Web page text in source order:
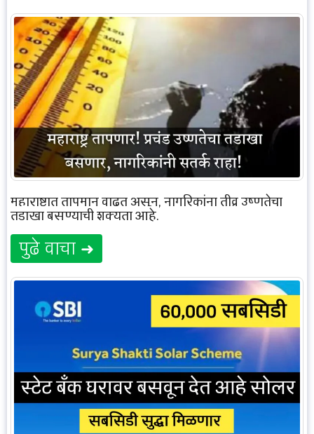
महाराष्ट्रात तापमान वाढत असून, नागरिकांना तीव्र उष्णतेचा
तडाखा बसण्याची शक्यता आहे.
पुढे वाचा ➜